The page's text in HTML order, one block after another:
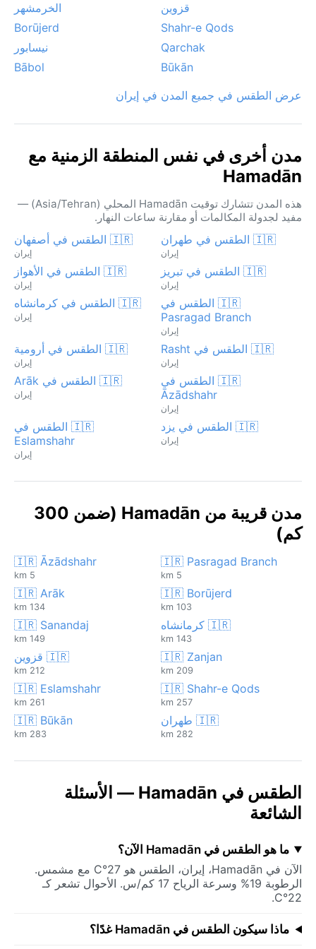
قزوين
الخرمشهر
Shahr-e Qods
Borūjerd
Qarchak
نيسابور
Būkān
Bābol
عرض الطقس في جميع المدن في إيران
مدن أخرى في نفس المنطقة الزمنية مع
Hamadān
هذه المدن تتشارك توقيت Hamadān المحلي (Asia/Tehran) —
مفيد لجدولة المكالمات أو مقارنة ساعات النهار.
🇮🇷 الطقس في طهران
إيران
🇮🇷 الطقس في أصفهان
إيران
🇮🇷 الطقس في تبريز
إيران
🇮🇷 الطقس في الأهواز
إيران
🇮🇷 الطقس في
Pasragad Branch
إيران
🇮🇷 الطقس في كرمانشاه
إيران
🇮🇷 الطقس في Rasht
إيران
🇮🇷 الطقس في أرومية
إيران
🇮🇷 الطقس في
Āzādshahr
إيران
🇮🇷 الطقس في Arāk
إيران
🇮🇷 الطقس في يزد
إيران
🇮🇷 الطقس في
Eslamshahr
إيران
مدن قريبة من Hamadān (ضمن 300
كم)
🇮🇷 Pasragad Branch
5 km
🇮🇷 Āzādshahr
5 km
🇮🇷 Borūjerd
103 km
🇮🇷 Arāk
134 km
🇮🇷 كرمانشاه
143 km
🇮🇷 Sanandaj
149 km
🇮🇷 Zanjan
209 km
🇮🇷 قزوين
212 km
🇮🇷 Shahr-e Qods
257 km
🇮🇷 Eslamshahr
261 km
🇮🇷 طهران
282 km
🇮🇷 Būkān
283 km
الطقس في Hamadān — الأسئلة
الشائعة
ما هو الطقس في Hamadān الآن؟
الآن في Hamadān، إيران، الطقس هو 27°C مع مشمس.
الرطوبة 19% وسرعة الرياح 17 كم/س. الأحوال تشعر كـ
22°C.
ماذا سيكون الطقس في Hamadān غدًا؟